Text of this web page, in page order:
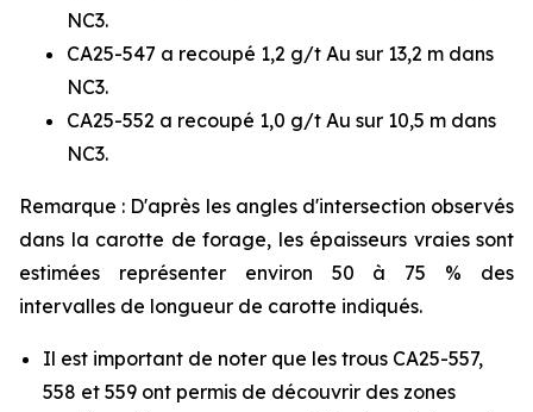
NC3.
CA25-547 a recoupé 1,2 g/t Au sur 13,2 m dans
NC3.
CA25-552 a recoupé 1,0 g/t Au sur 10,5 m dans
NC3.
Remarque : D'après les angles d'intersection observés
dans la carotte de forage, les épaisseurs vraies sont
estimées représenter environ 50 à 75 % des
intervalles de longueur de carotte indiqués.
Il est important de noter que les trous CA25-557,
558 et 559 ont permis de découvrir des zones